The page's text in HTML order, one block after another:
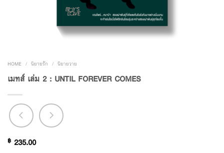
HOME / นิยายรัก / นิยายวาย
เมทส์ เล่ม 2 : UNTIL FOREVER COMES
฿ 235.00